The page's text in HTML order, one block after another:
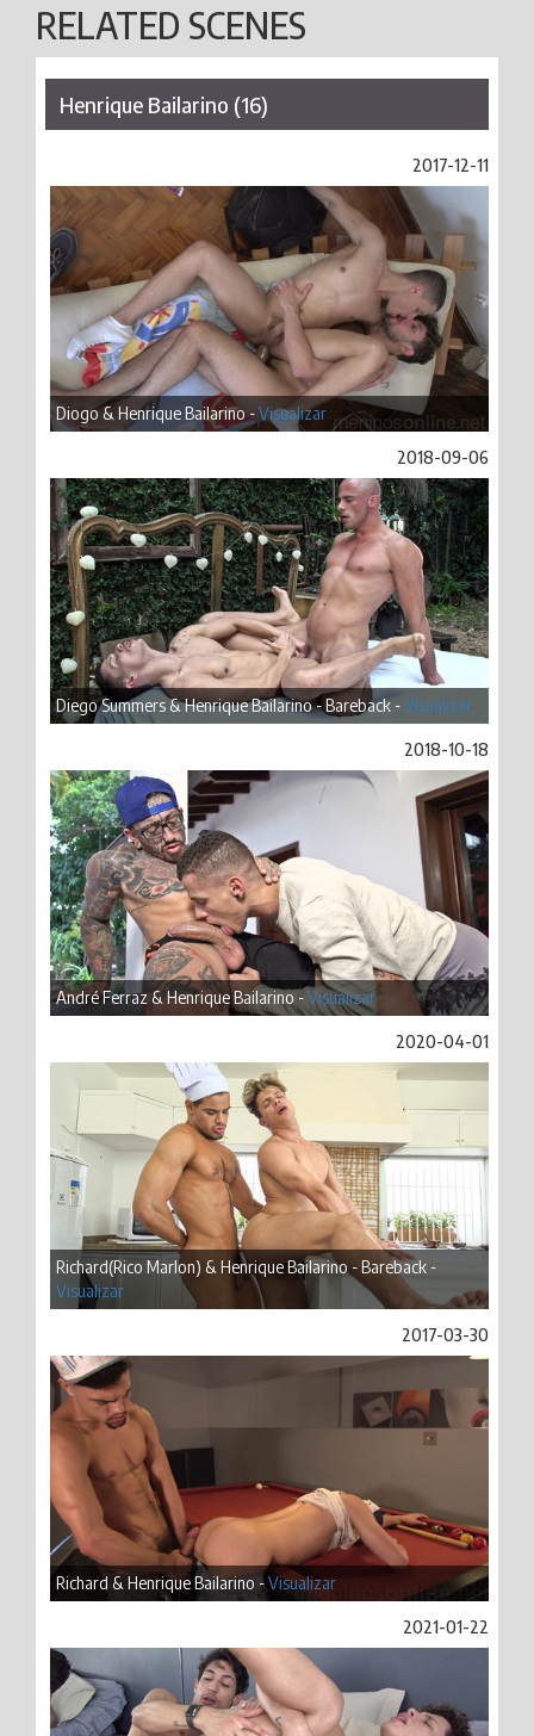
RELATED SCENES
Henrique Bailarino (16)
2017-12-11
Diogo & Henrique Bailarino -Visualizar
2018-09-06
Diego Summers & Henrique Bailarino - Bareback -Visualizar
2018-10-18
André Ferraz & Henrique Bailarino -Visualizar
2020-04-01
Richard(Rico Marlon) & Henrique Bailarino - Bareback -
Visualizar
2017-03-30
Richard & Henrique Bailarino -Visualizar
2021-01-22